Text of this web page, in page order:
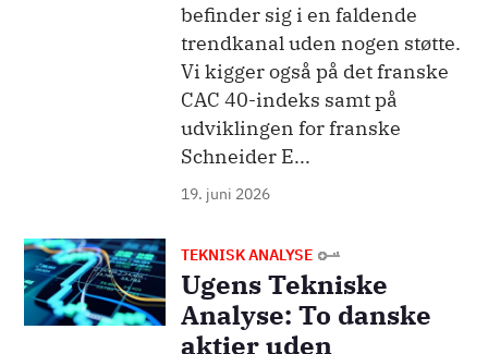
befinder sig i en faldende
trendkanal uden nogen støtte.
Vi kigger også på det franske
CAC 40-indeks samt på
udviklingen for franske
Schneider E...
19. juni 2026
Billede TEKNISK ANALYSE
Ugens Tekniske
Analyse: To danske
aktier uden